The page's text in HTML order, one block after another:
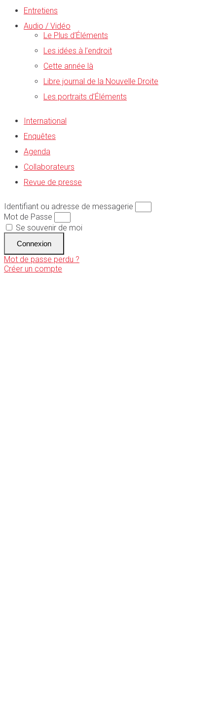
Entretiens
Audio / Vidéo
Le Plus d’Éléments
Les idées à l’endroit
Cette année là
Libre journal de la Nouvelle Droite
Les portraits d’Éléments
International
Enquêtes
Agenda
Collaborateurs
Revue de presse
Identifiant ou adresse de messagerie
Mot de Passe
Se souvenir de moi
Connexion
Mot de passe perdu ?
Créer un compte